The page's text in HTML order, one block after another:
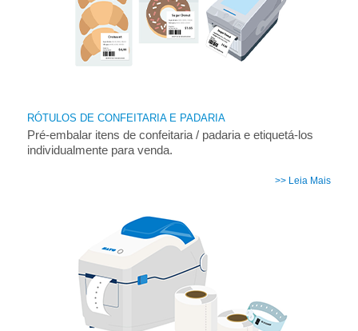
RÓTULOS DE CONFEITARIA E PADARIA
Pré-embalar itens de confeitaria / padaria e etiquetá-los
individualmente para venda.
>> Leia Mais